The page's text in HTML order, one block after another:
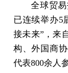
全球贸
已连续举办
接未来”，来
构、外国商
代表800余人